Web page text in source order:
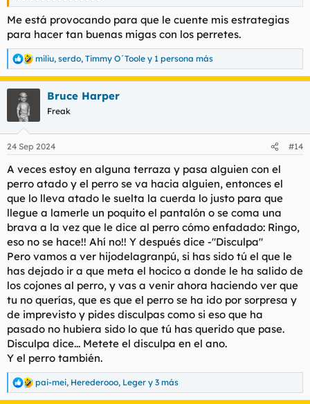
Me está provocando para que le cuente mis estrategias
para hacer tan buenas migas con los perretes.
R
e
a
e
:
miliu, serdo, Timmy O´Toole y 1 persona más
Bruce Harper
Freak
24 Sep 2024 #14
A veces estoy en alguna terraza y pasa alguien con el
perro atado y el perro se va hacia alguien, entonces el
que lo lleva atado le suelta la cuerda lo justo para que
llegue a lamerle un poquito el pantalón o se coma una
brava a la vez que le dice al perro cómo enfadado: Ringo,
eso no se hace!! Ahí no!! Y después dice -"Disculpa"
Pero vamos a ver hijodelagranpú, si has sido tú el que le
has dejado ir a que meta el hocico a donde le ha salido de
los cojones al perro, y vas a venir ahora haciendo ver que
tu no querías, que es que el perro se ha ido por sorpresa y
de imprevisto y pides disculpas como si eso que ha
pasado no hubiera sido lo que tú has querido que pase.
Disculpa dice... Metete el disculpa en el ano.
Y el perro también.
R
e
pai-mei, Herederooo, Leger y 3 más